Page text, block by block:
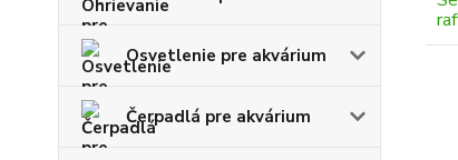
Osvetlenie pre akvárium
Čerpadlá pre akvárium